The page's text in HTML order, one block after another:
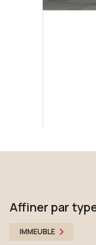
Affiner par
IMMEUBLE